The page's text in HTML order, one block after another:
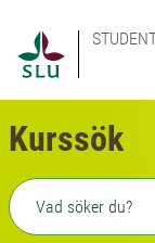
Kurssök
Fritext sökning